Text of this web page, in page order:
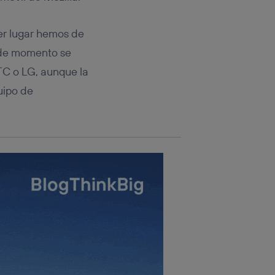
lugar hemos de
momento se
o LG, aunque la
de
se
que
parte